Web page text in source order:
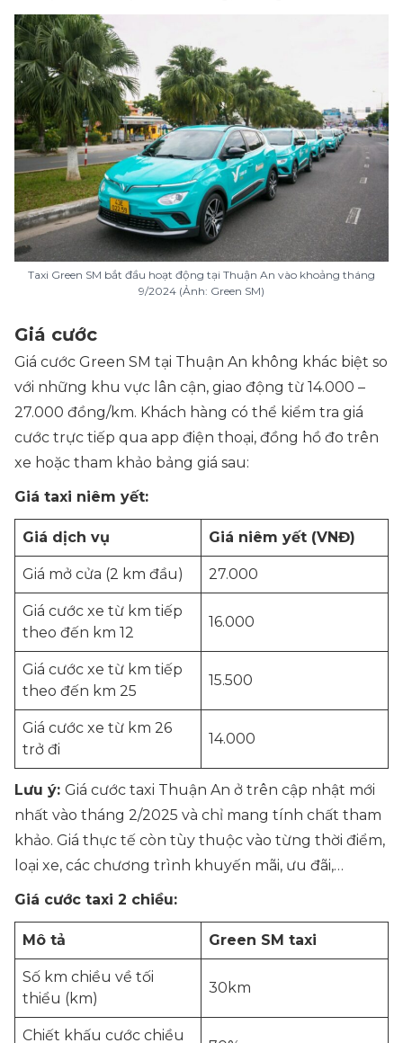
Taxi Green SM bắt đầu hoạt động tại Thuận An vào khoảng tháng
9/2024 (Ảnh: Green SM)
Giá cước
Giá cước Green SM tại Thuận An không khác biệt so
với những khu vực lân cận, giao động từ 14.000 –
27.000 đồng/km. Khách hàng có thể kiểm tra giá
cước trực tiếp qua app điện thoại, đồng hồ đo trên
xe hoặc tham khảo bảng giá sau:
Giá taxi niêm yết:
Giá dịch vụ Giá niêm yết (VNĐ)
Giá mở cửa (2 km đầu) 27.000
Giá cước xe từ km tiếp
theo đến km 12
16.000
Giá cước xe từ km tiếp
theo đến km 25
15.500
Giá cước xe từ km 26
trở đi
14.000
Lưu ý: Giá cước taxi Thuận An ở trên cập nhật mới
nhất vào tháng 2/2025 và chỉ mang tính chất tham
khảo. Giá thực tế còn tùy thuộc vào từng thời điểm,
loại xe, các chương trình khuyến mãi, ưu đãi,…
Giá cước taxi 2 chiều:
Mô tả Green SM taxi
Số km chiều về tối
thiểu (km)
30km
Chiết khấu cước chiều